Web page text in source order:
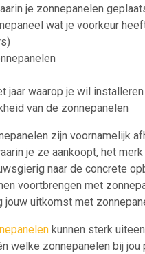
je zonnepanelen
wat je voorkeur
jaar waarop je wil installeren
van de zonnepanelen
zijn voornamelijk
je ze aankoopt, het
naar de concrete
voortbrengen met
jouw uitkomst met
kunnen sterk
welke zonnepanelen bij jou